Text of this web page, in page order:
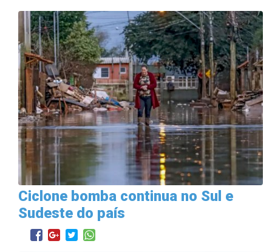
Ciclone bomba continua no Sul e
Sudeste do país